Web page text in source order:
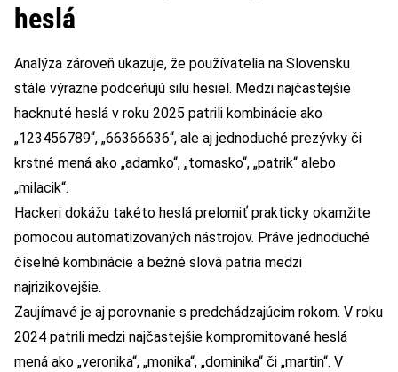
heslá
Analýza zároveň ukazuje, že používatelia na Slovensku
stále výrazne podceňujú silu hesiel. Medzi najčastejšie
hacknuté heslá v roku 2025 patrili kombinácie ako
„123456789“, „66366636“, ale aj jednoduché prezývky či
krstné mená ako „adamko“, „tomasko“, „patrik“ alebo
„milacik“.
Hackeri dokážu takéto heslá prelomiť prakticky okamžite
pomocou automatizovaných nástrojov. Práve jednoduché
číselné kombinácie a bežné slová patria medzi
najrizikovejšie.
Zaujímavé je aj porovnanie s predchádzajúcim rokom. V roku
2024 patrili medzi najčastejšie kompromitované heslá
mená ako „veronika“, „monika“, „dominika“ či „martin“. V